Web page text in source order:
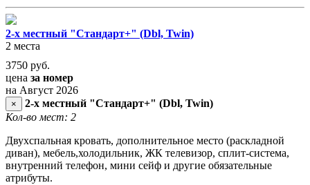
2-х местный "Стандарт+" (Dbl, Twin)
2 места
3750 руб.
цена за номер
на Август 2026
×
2-х местный "Стандарт+" (Dbl, Twin)
Кол-во мест: 2
Двухспальная кровать, дополнительное место (раскладной
диван), мебель,холодильник, ЖК телевизор, сплит-система,
внутренний телефон, мини сейф и другие обязательные
атрибуты.